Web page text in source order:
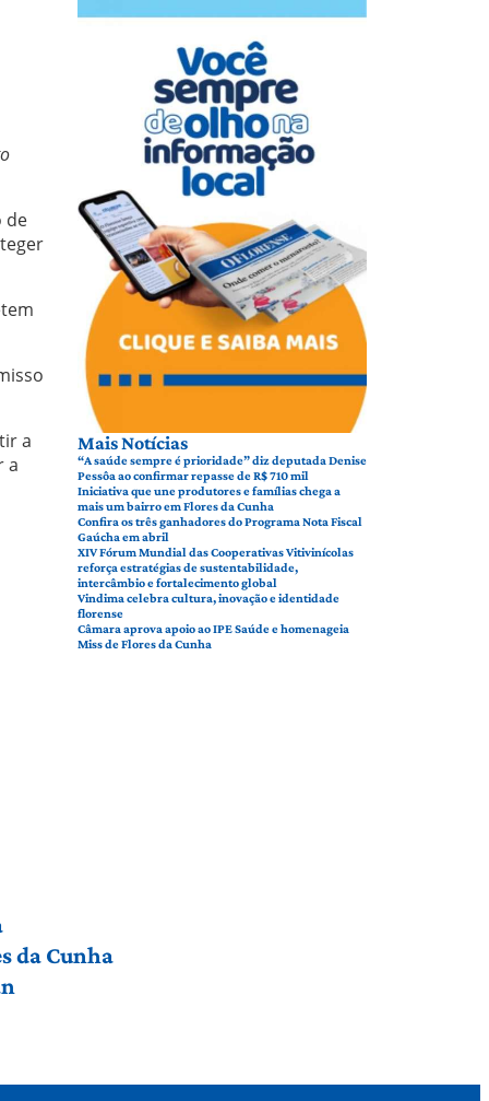
de
a
a
Mais Notícias
“A saúde sempre é prioridade” diz deputada Denise
Pessôa ao confirmar repasse de R$ 710 mil
Iniciativa que une produtores e famílias chega a
mais um bairro em Flores da Cunha
Confira os três ganhadores do Programa Nota Fiscal
Gaúcha em abril
XIV Fórum Mundial das Cooperativas Vitivinícolas
reforça estratégias de sustentabilidade,
intercâmbio e fortalecimento global
Vindima celebra cultura, inovação e identidade
florense
Câmara aprova apoio ao IPE Saúde e homenageia
Miss de Flores da Cunha
da Cunha